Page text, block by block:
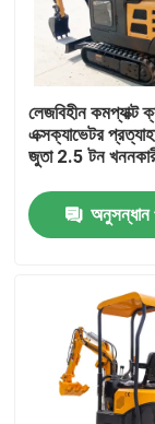
আমাদের সম্পর্কে
লেজবিহীন কমপ্যাক্ট
এক্সক্যাভেটর
জুতা 2.5 টন
অনুসন্ধান